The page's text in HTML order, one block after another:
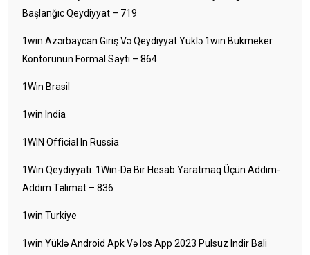
Başlanğıc Qeydiyyat – 719
1win Azərbaycan Giriş Və Qeydiyyat Yüklə 1win Bukmeker
Kontorunun Formal Saytı – 864
1Win Brasil
1win India
1WIN Official In Russia
1Win Qeydiyyatı: 1Win-Də Bir Hesab Yaratmaq Üçün Addım-
Addım Təlimat – 836
1win Turkiye
1win Yüklə Android Apk Və Ios App 2023 Pulsuz Indir Bali